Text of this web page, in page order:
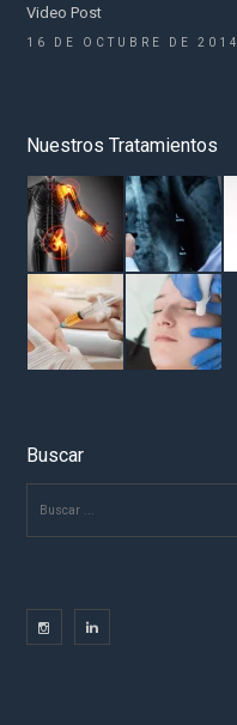
Video Post
16 DE OCTUBRE DE 2014
Nuestros Tratamientos
Buscar
BUSCAR